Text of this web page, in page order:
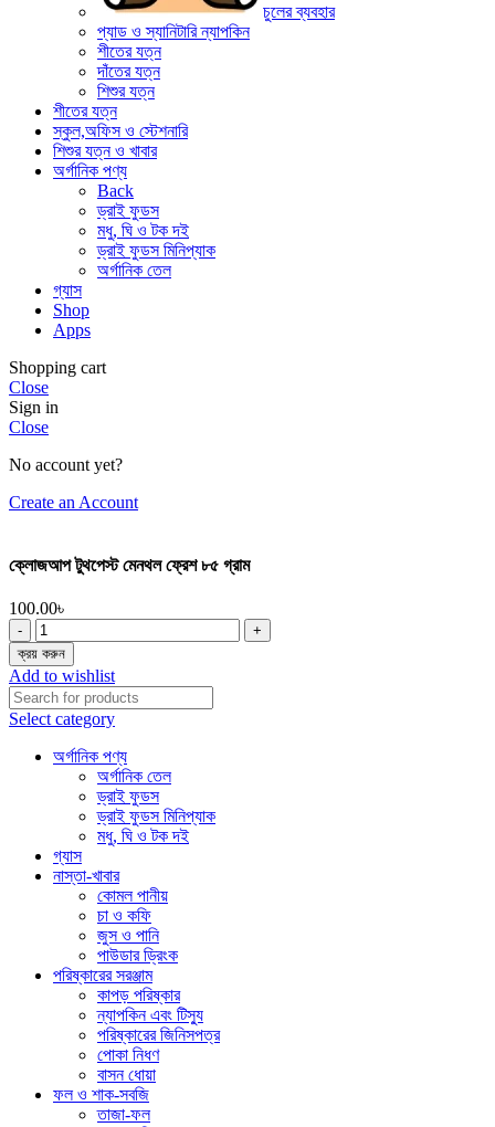
চুলের ব্যবহার
প্যাড ও স্যানিটারি ন্যাপকিন
শীতের যত্ন
দাঁতের যত্ন
শিশুর যত্ন
শীতের যত্ন
স্কুল,অফিস ও স্টেশনারি
শিশুর যত্ন ও খাবার
অর্গানিক পণ্য
Back
ড্রাই ফুডস
মধু, ঘি ও টক দই
ড্রাই ফুডস মিনিপ্যাক
অর্গানিক তেল
গ্যাস
Shop
Apps
Shopping cart
Close
Sign in
Close
No account yet?
Create an Account
ক্লোজআপ টুথপেস্ট মেনথল ফ্রেশ ৮৫ গ্রাম
100.00৳
ক্লোজআপ
টুথপেস্ট
মেনথল
ফ্রেশ
৮৫
গ্রাম
quantity
ক্রয় করুন
Add to wishlist
Select category
অর্গানিক পণ্য
অর্গানিক তেল
ড্রাই ফুডস
ড্রাই ফুডস মিনিপ্যাক
মধু, ঘি ও টক দই
গ্যাস
নাস্তা-খাবার
কোমল পানীয়
চা ও কফি
জুস ও পানি
পাউডার ড্রিংক
পরিষ্কারের সরঞ্জাম
কাপড় পরিষ্কার
ন্যাপকিন এবং টিস্যু
পরিষ্কারের জিনিসপত্র
পোকা নিধণ
বাসন ধোয়া
ফল ও শাক-সবজি
তাজা-ফল